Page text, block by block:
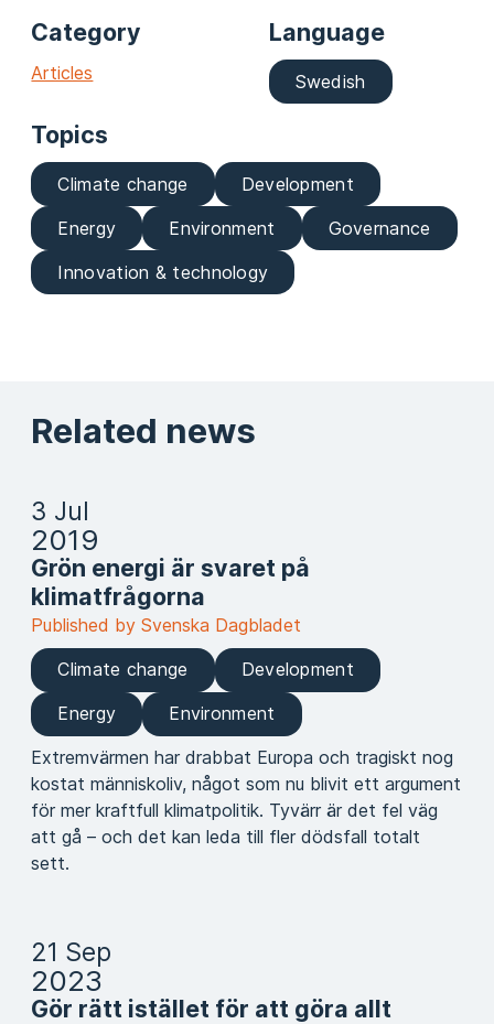
Category
Articles
Language
Swedish
Topics
Climate change
Development
Energy
Environment
Governance
Innovation & technology
Related news
3 Jul
2019
Grön energi är svaret på
klimatfrågorna
Published by Svenska Dagbladet
Climate change
Development
Energy
Environment
Extremvärmen har drabbat Europa och tragiskt nog
kostat människoliv, något som nu blivit ett argument
för mer kraftfull klimatpolitik. Tyvärr är det fel väg
att gå – och det kan leda till fler dödsfall totalt
sett.
21 Sep
2023
Gör rätt istället för att göra allt